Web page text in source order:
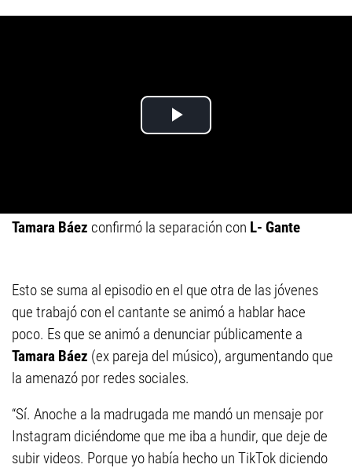
Tamara Báez confirmó la separación con L- Gante
Esto se suma al episodio en el que otra de las jóvenes
que trabajó con el cantante se animó a hablar hace
poco. Es que se animó a denunciar públicamente a
Tamara Báez (ex pareja del músico), argumentando que
la amenazó por redes sociales.
“Sí. Anoche a la madrugada me mandó un mensaje por
Instagram diciéndome que me iba a hundir, que deje de
subir videos. Porque yo había hecho un TikTok diciendo